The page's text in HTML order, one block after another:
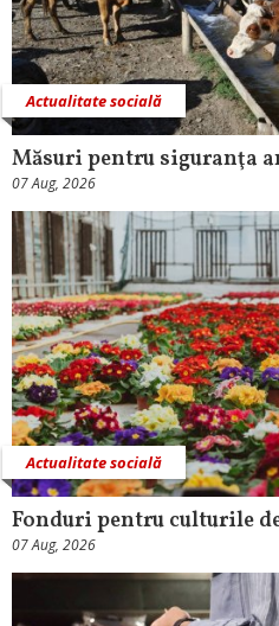
Actualitate socială
Măsuri pentru siguranţa
07 Aug, 2026
Actualitate socială
Fonduri pentru culturile
07 Aug, 2026